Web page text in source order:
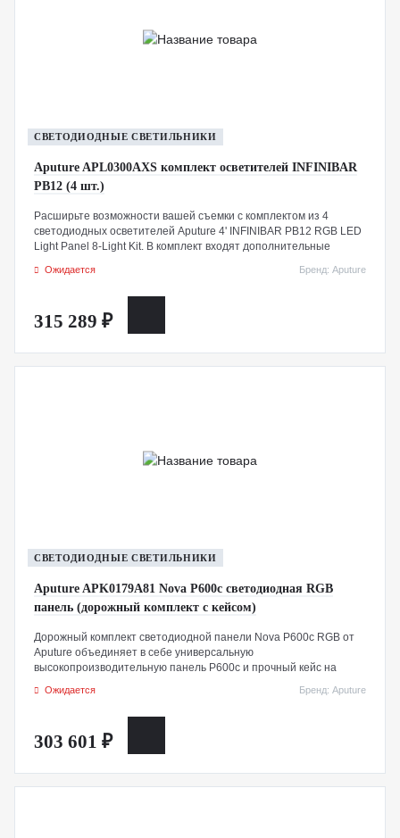
СВЕТОДИОДНЫЕ СВЕТИЛЬНИКИ
Aputure APL0300AXS комплект осветителей INFINIBAR
PB12 (4 шт.)
Расширьте возможности вашей съемки с комплектом из 4
светодиодных осветителей Aputure 4' INFINIBAR PB12 RGB LED
Light Panel 8-Light Kit. В комплект входят дополнительные
для транспортировки. Помимо индивидуальной зарядки каждой
заряжать все устройства.
Ожидается Бренд: Aputure
315 289 ₽
СВЕТОДИОДНЫЕ СВЕТИЛЬНИКИ
Aputure APK0179A81 Nova P600c светодиодная RGB
панель (дорожный комплект с кейсом)
Дорожный комплект светодиодной панели Nova P600c RGB от
Aputure объединяет в себе универсальную
высокопроизводительную панель P600c и прочный кейс на
Светодиодная панель Nova P600c RGB от Aputure
2x1 обеспечивает вдвое большую яркость по сравнению с P300c
за счет увеличенного количества световых диодов, достигая 17
520 люкс на расстоянии 1 метра при цветовой температуре
5600K. В комплект входит 19 световых эффектов и блок
Ожидается Бренд: Aputure
303 601 ₽